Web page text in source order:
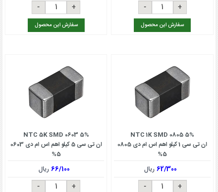
سفارش این محصول سفارش این محصول
NTC 1K SMD 0805 5%
ان تی سی 1 کیلو اهم اس ام دی 0805
5%
62/300ریال
NTC 5K SMD 0603 5%
ان تی سی 5 کیلو اهم اس ام دی 0603
5%
66/100ریال